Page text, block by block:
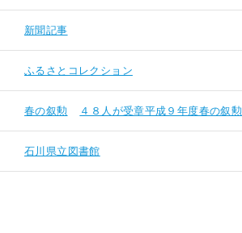
新聞記事
ふるさとコレクション
春の叙勲 ４８人が受章平成９年度春の叙勲
石川県立図書館